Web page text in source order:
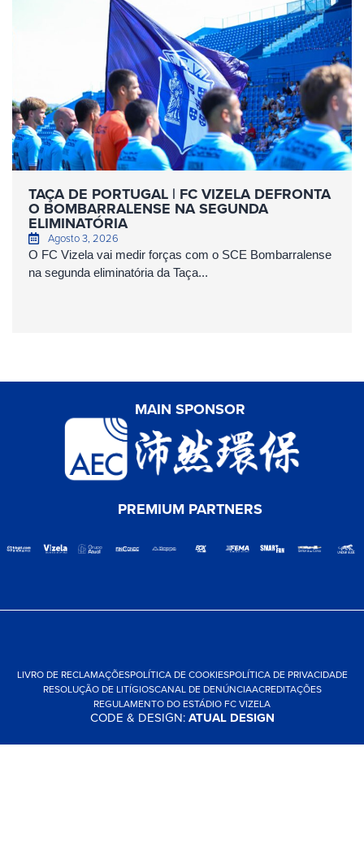
TAÇA DE PORTUGAL | FC VIZELA DEFRONTA
O BOMBARRALENSE NA SEGUNDA
ELIMINATÓRIA
Agosto 3, 2026
O FC Vizela vai medir forças com o SCE Bombarralense
na segunda eliminatória da Taça...
MAIN SPONSOR
PREMIUM PARTNERS
LIVRO DE RECLAMAÇÕESPOLÍTICA DE COOKIESPOLÍTICA DE PRIVACIDADE
RESOLUÇÃO DE LITÍGIOSCANAL DE DENÚNCIAACREDITAÇÕES
REGULAMENTO DO ESTÁDIO FC VIZELA
CODE & DESIGN:ATUAL DESIGN